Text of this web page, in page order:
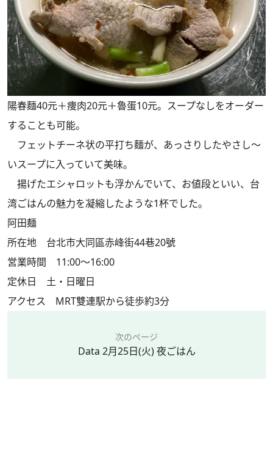
陽春麵40元＋痩肉20元＋魯蛋10元。スープなしをオーダー
することも可能。
フェットチーネ状の平打ち麵が、あっさりしたやさし～
いスープに入っていて美味。
揚げたエシャロットも浮かんでいて、お値段といい、台
湾ごはんの魅力を凝縮したような1杯でした。
阿田麺
所在地 台北市大同區赤峰街44巷20號
営業時間 11:00～16:00
定休日 土・日曜日
アクセス MRT雙連駅から徒歩約3分
次のページ
Data 2月25日(火) 夜ごはん